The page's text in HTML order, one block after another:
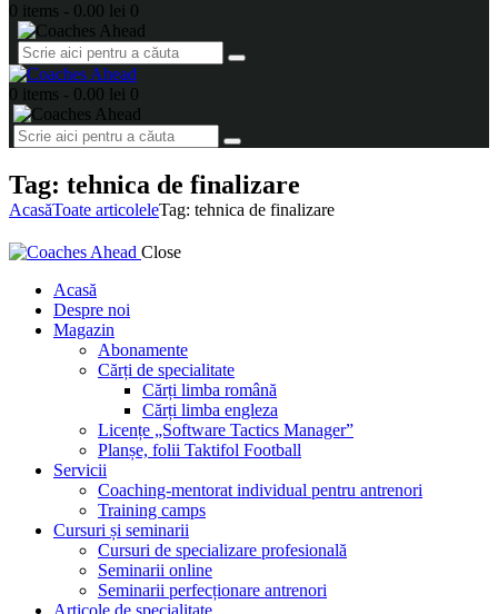
0 items - 0.00 lei 0
0 items - 0.00 lei 0
Tag: tehnica de finalizare
AcasăToate articoleleTag: tehnica de finalizare
Close
Acasă
Despre noi
Magazin
Abonamente
Cărți de specialitate
Cărți limba română
Cărți limba engleza
Licențe „Software Tactics Manager”
Planșe, folii Taktifol Football
Servicii
Coaching-mentorat individual pentru antrenori
Training camps
Cursuri și seminarii
Cursuri de specializare profesională
Seminarii online
Seminarii perfecționare antrenori
Articole de specialitate